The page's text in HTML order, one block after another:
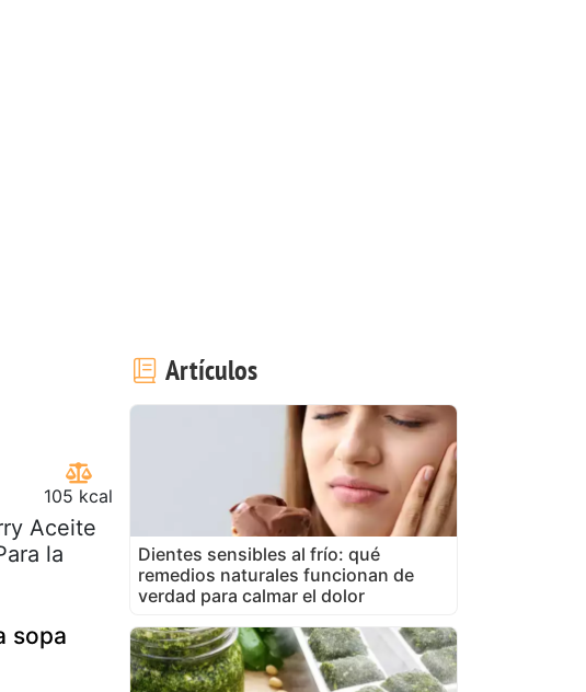
105 kcal
Aceite
la
sopa
Artículos
Dientes sensibles al frío: qué
remedios naturales funcionan de
verdad para calmar el dolor